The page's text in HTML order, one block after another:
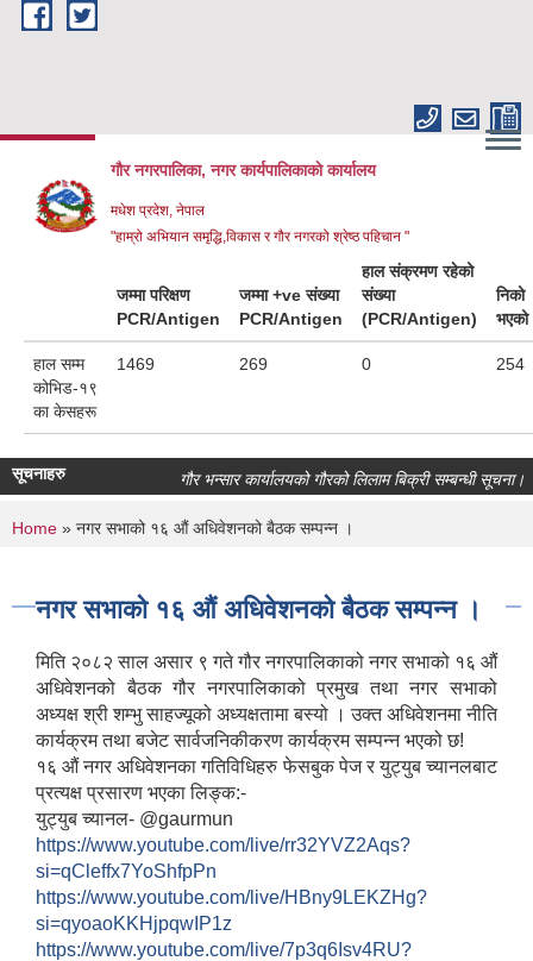
Skip to main content
गौर नगरपालिका, नगर कार्यपालिकाकाे कार्यालय
मधेश प्रदेश, नेपाल
"हाम्रो अभियान समृद्धि,विकास र गौर नगरको श्रेष्ठ पहिचान "
जम्मा परिक्षण
PCR/Antigen
जम्मा +ve संख्या
PCR/Antigen
हाल संक्रमण रहेको
संख्या
(PCR/Antigen)
निको
भएको
हाल सम्म
कोभिड-१९
का केसहरू
1469 269 0 254
सूचनाहरु गौर भन्सार कार्यालयको गौरको लिलाम बिक्री सम्बन्धी सूचना।
You are here
Home » नगर सभाको १६ औं अधिवेशनको बैठक सम्पन्न ।
नगर सभाको १६ औं अधिवेशनको बैठक सम्पन्न ।
मिति २०८२ साल असार ९ गते गौर नगरपालिकाको नगर सभाको १६ औं
अधिवेशनको बैठक गौर नगरपालिकाको प्रमुख तथा नगर सभाको
अध्यक्ष श्री शम्भु साहज्यूको अध्यक्षतामा बस्यो । उक्त अधिवेशनमा नीति
कार्यक्रम तथा बजेट सार्वजनिकीकरण कार्यक्रम सम्पन्न भएको छ!
१६ औं नगर अधिवेशनका गतिविधिहरु फेसबुक पेज र युट्युब च्यानलबाट
प्रत्यक्ष प्रसारण भएका लिङ्क:-
युट्युब च्यानल- @gaurmun
https://www.youtube.com/live/rr32YVZ2Aqs?
si=qCleffx7YoShfpPn
https://www.youtube.com/live/HBny9LEKZHg?
si=qyoaoKKHjpqwIP1z
https://www.youtube.com/live/7p3q6Isv4RU?